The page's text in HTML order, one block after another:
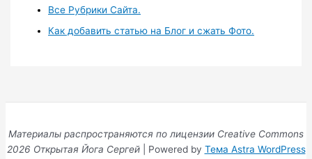
Все Рубрики Сайта.
Как добавить статью на Блог и сжать Фото.
Материалы распространяются по лицензии Creative Commons
2026 Открытая Йога Сергей| Powered by Тема Astra WordPress